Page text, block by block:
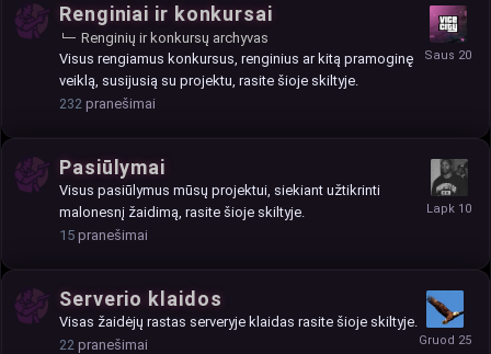
Renginiai ir konkursai
Renginių ir konkursų archyvas
Visus rengiamus konkursus, renginius ar kitą pramoginę
veiklą, susijusią su projektu, rasite šioje skiltyje.
232 pranešimai
Pasiūlymai
Visus pasiūlymus mūsų projektui, siekiant užtikrinti
malonesnį žaidimą, rasite šioje skiltyje.
15 pranešimai
Serverio klaidos
Visas žaidėjų rastas serveryje klaidas rasite šioje skiltyje.
22 pranešimai